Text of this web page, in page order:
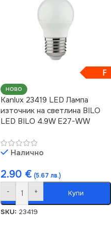
F
НОВО
Kanlux 23419 LED Лампа
източник на светлина BILO
LED BILO 4.9W E27-WW
Налично
2.90 € (5.67 лв.)
- + Купи
SKU: 23419